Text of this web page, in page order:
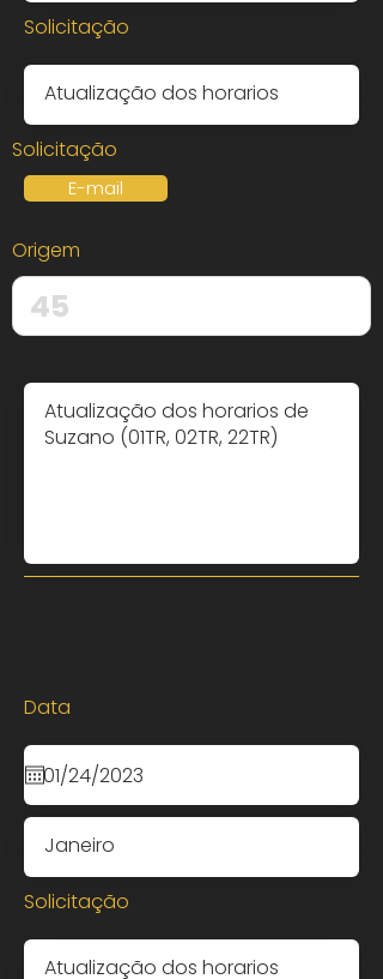
Solicitação
Solicitação
E-mail
Origem
Data
Solicitação